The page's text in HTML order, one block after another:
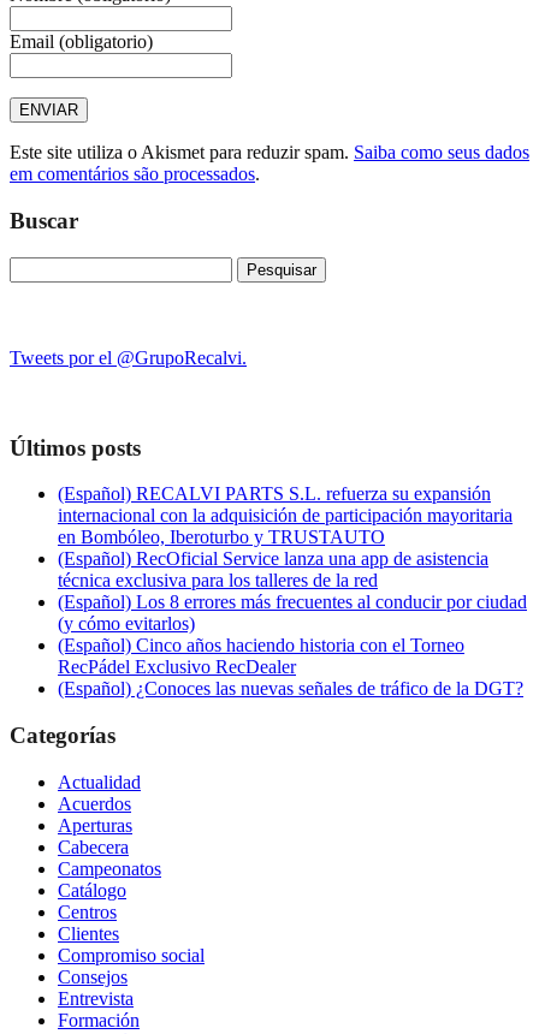
Email (obligatorio)
Este site utiliza o Akismet para reduzir spam. Saiba como seus dados
em comentários são processados.
Buscar
por:
Tweets por el @GrupoRecalvi.
Últimos posts
(Español) RECALVI PARTS S.L. refuerza su expansión
internacional con la adquisición de participación mayoritaria
en Bombóleo, Iberoturbo y TRUSTAUTO
(Español) RecOficial Service lanza una app de asistencia
técnica exclusiva para los talleres de la red
(Español) Los 8 errores más frecuentes al conducir por ciudad
(y cómo evitarlos)
(Español) Cinco años haciendo historia con el Torneo
RecPádel Exclusivo RecDealer
(Español) ¿Conoces las nuevas señales de tráfico de la DGT?
Categorías
Actualidad
Acuerdos
Aperturas
Cabecera
Campeonatos
Catálogo
Centros
Clientes
Compromiso social
Consejos
Entrevista
Formación